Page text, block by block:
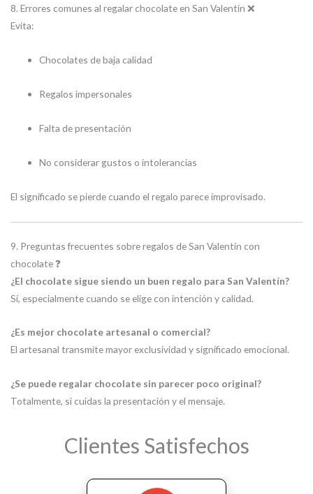
8. Errores comunes al regalar chocolate en San Valentín ❌
Evita:
Chocolates de baja calidad
Regalos impersonales
Falta de presentación
No considerar gustos o intolerancias
El significado se pierde cuando el regalo parece improvisado.
9. Preguntas frecuentes sobre regalos de San Valentín con
chocolate ❓
¿El chocolate sigue siendo un buen regalo para San Valentín?
Sí, especialmente cuando se elige con intención y calidad.
¿Es mejor chocolate artesanal o comercial?
El artesanal transmite mayor exclusividad y significado emocional.
¿Se puede regalar chocolate sin parecer poco original?
Totalmente, si cuidas la presentación y el mensaje.
Clientes Satisfechos